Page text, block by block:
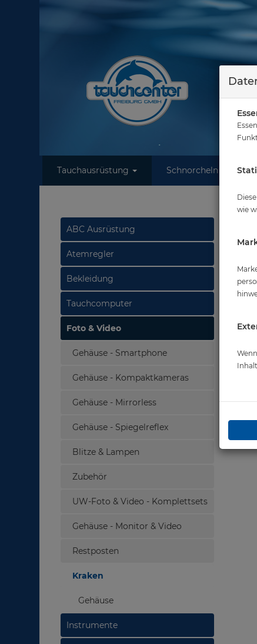
Tauchausrüstung Schnorcheln
ABC Ausrüstung
Atemregler
Bekleidung
Tauchcomputer
Foto & Video
Gehäuse - Smartphone
Gehäuse - Kompaktkameras
Gehäuse - Mirrorless
Gehäuse - Spiegelreflex
Blitze & Lampen
Zubehör
UW-Foto & Video - Komplettsets
Gehäuse - Monitor & Video
Restposten
Kraken
Gehäuse
Instrumente
wie